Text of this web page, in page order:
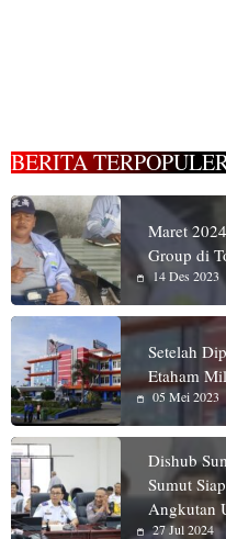
BERITA
Maret
Group di
14 Des 2023
Setelah
Etaham
05 Mei 2023
Dishub
Sumut
Angkutan
27 Jul 2024